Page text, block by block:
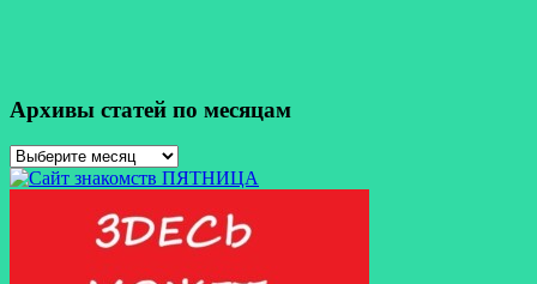
Архивы статей по месяцам
Архивы
статей